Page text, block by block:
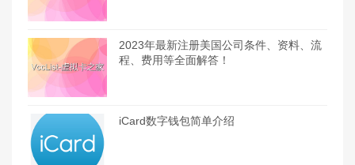
2023年最新注册美国公司条件、资料、流
程、费用等全面解答！
iCard数字钱包简单介绍